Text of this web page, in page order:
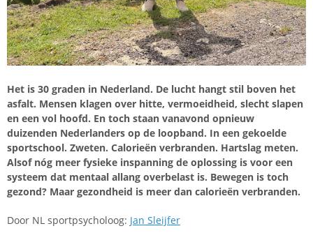
Het is 30 graden in Nederland. De lucht hangt stil boven het
asfalt. Mensen klagen over hitte, vermoeidheid, slecht slapen
en een vol hoofd. En toch staan vanavond opnieuw
duizenden Nederlanders op de loopband. In een gekoelde
sportschool. Zweten. Calorieën verbranden. Hartslag meten.
Alsof nóg meer fysieke inspanning de oplossing is voor een
systeem dat mentaal allang overbelast is. Bewegen is toch
gezond? Maar gezondheid is meer dan calorieën verbranden.
Door NL sportpsycholoog: Jan Sleijfer